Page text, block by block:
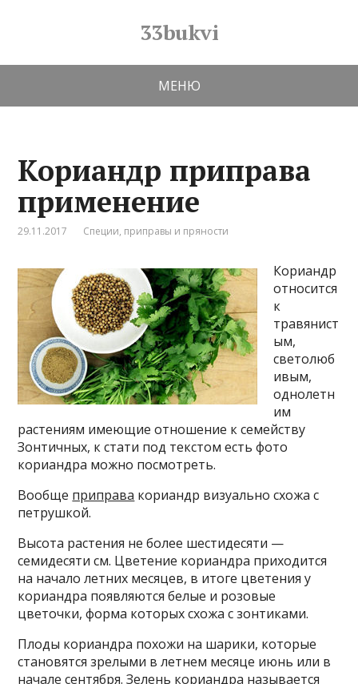
33bukvi
МЕНЮ
Кориандр приправа
применение
29.11.2017 Специи, приправы и пряности
Кориандр
относится
к
травянист
ым,
светолюб
ивым,
однолетн
им
растениям имеющие отношение к семейству
Зонтичных, к стати под текстом есть фото
кориандра можно посмотреть.
Вообще приправа кориандр визуально схожа с
петрушкой.
Высота растения не более шестидесяти —
семидесяти см. Цветение кориандра приходится
на начало летних месяцев, в итоге цветения у
кориандра появляются белые и розовые
цветочки, форма которых схожа с зонтиками.
Плоды кориандра похожи на шарики, которые
становятся зрелыми в летнем месяце июнь или в
начале сентября. Зелень кориандра называется